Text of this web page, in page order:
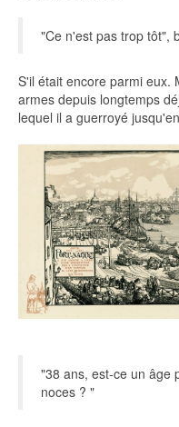
"Ce n'est pas trop tôt",
S'il était encore parmi eux.
armes depuis longtemps
lequel il a guerroyé
"38 ans, est-ce un âge
noces ? "